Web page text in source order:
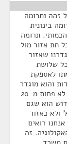
זהה ותרומה
10 נקודות, תרומה בינונית
המודל הכמותי. תרומה
כל תת אזור מול
שאזור
שלושת
לאספקת
ולאקולוגיה מרבית, הוא 30 נקודות והוא מוגדר
כאזור עדיפות לאומית א'. אזור שתרומתו היא לא פחות מ-20
הוא שגם
ולא כאזור
מתחת ל-20 נקודות, אנחנו רואים
זה